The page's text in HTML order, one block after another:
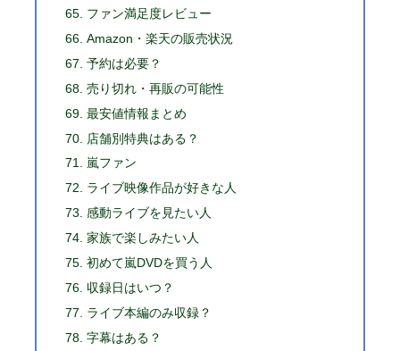
ファン満足度レビュー
Amazon・楽天の販売状況
予約は必要？
売り切れ・再販の可能性
最安値情報まとめ
店舗別特典はある？
嵐ファン
ライブ映像作品が好きな人
感動ライブを見たい人
家族で楽しみたい人
初めて嵐DVDを買う人
収録日はいつ？
ライブ本編のみ収録？
字幕はある？